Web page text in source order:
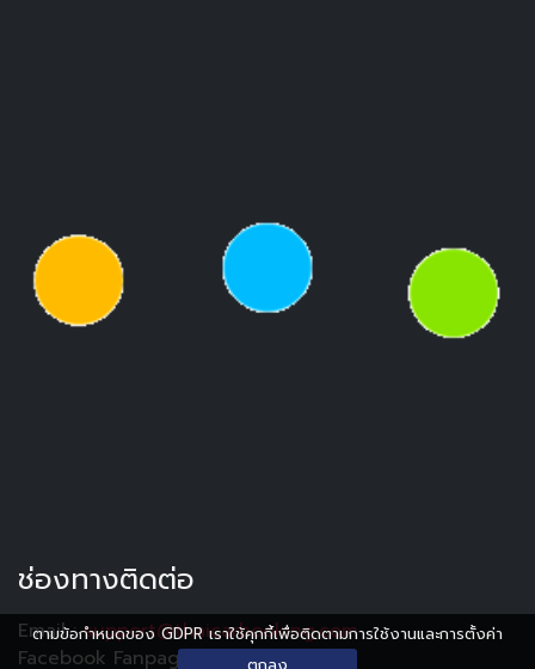
ตามข้อกำหนดของ GDPR เราใช้คุกกี้เพื่อติดตามการใช้งานและการตั้งค่า
ช่องทางติดต่อ
Email :support@thaicarbooking.com
Facebook Fanpage :Thaicarbooking